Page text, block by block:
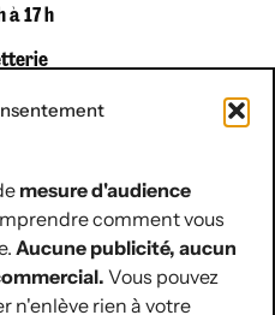
mesure d'audience
comment vous
Aucune publicité, aucun
Vous pouvez
n'enlève rien à votre
à 17 h
vendredi
de contact
Hans 10
l’Alleud